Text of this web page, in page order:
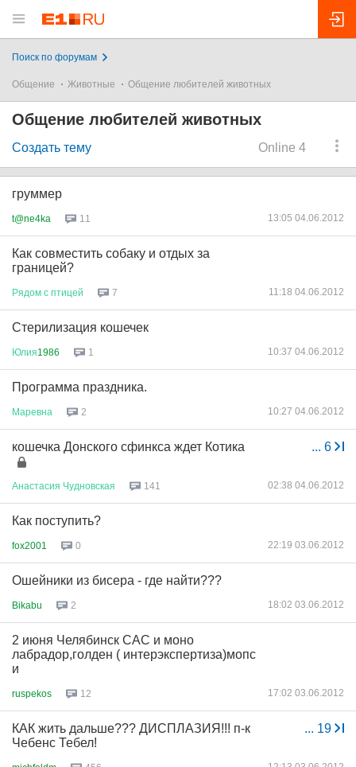
Поиск по форумам
Общение Животные Общение любителей животных
Общение любителей животных
Online 4
Создать тему
груммер
t@ne4ka 11 13:05 04.06.2012
Как совместить собаку и отдых за
границей?
Рядом с птицей 7 11:18 04.06.2012
Стерилизация кошечек
Юлия1986 1 10:37 04.06.2012
Программа праздника.
Маревна 2 10:27 04.06.2012
... 6
кошечка Донского сфинкса ждет Котика
Анастасия Чудновская 141 02:38 04.06.2012
Как поступить?
fox2001 0 22:19 03.06.2012
Ошейники из бисера - где найти???
Bikabu 2 18:02 03.06.2012
2 июня Челябинск САС и моно
лабрадор,голден ( интерэкспертиза)мопс
и
ruspekos 12 17:02 03.06.2012
... 19
КАК жить дальше??? ДИСПЛАЗИЯ!!! п-к
Чебенс Тебел!